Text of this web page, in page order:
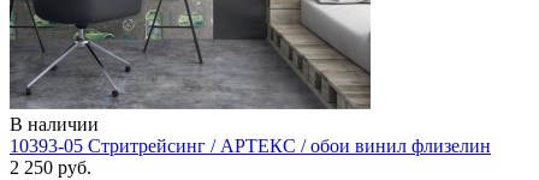
В наличии
10393-05 Стритрейсинг / АРТЕКС / обои винил флизелин
2 250 руб.